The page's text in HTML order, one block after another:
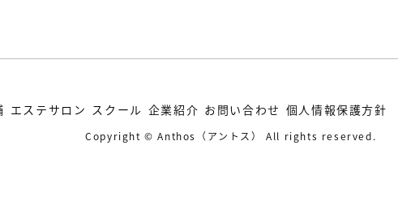
エステサロン スクール 企業紹介 お問い合わせ 個人情報保護方針
Copyright © Anthos（アントス） All rights reserved.